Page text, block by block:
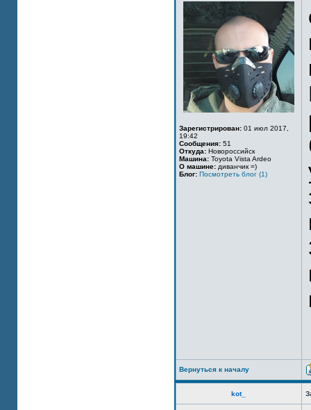
Зарегистрирован: 01 июл 2017,
19:42
Сообщения: 51
Откуда: Новороссийск
Машина: Toyota Vista Ardeo
О машине: диванчик =)
Блог: Посмотреть блог (1)
Вернуться к началу
kot_